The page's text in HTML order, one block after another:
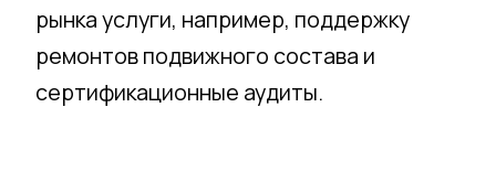
Клиентов
78
Сотрудников
1 500